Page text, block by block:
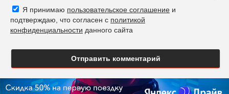
Я принимаю пользовательское соглашение и
подтверждаю, что согласен с политикой
конфиденциальности данного сайта
Отправить комментарий